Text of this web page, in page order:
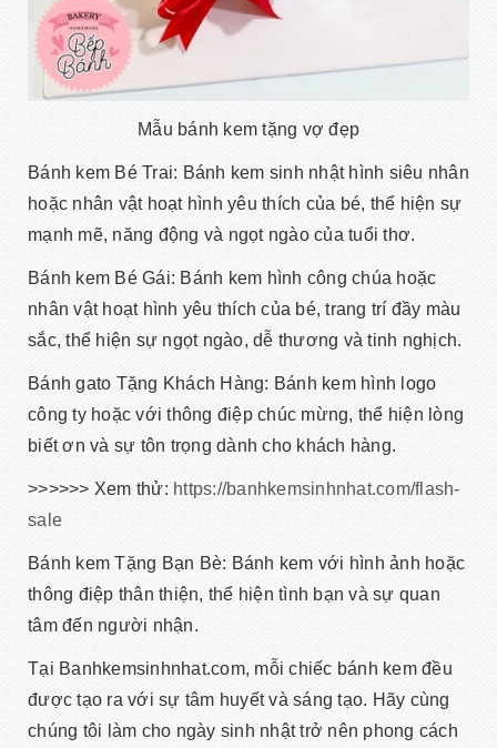
Mẫu bánh kem tặng vợ đẹp
Bánh kem Bé Trai: Bánh kem sinh nhật hình siêu nhân
hoặc nhân vật hoạt hình yêu thích của bé, thể hiện sự
mạnh mẽ, năng động và ngọt ngào của tuổi thơ.
Bánh kem Bé Gái: Bánh kem hình công chúa hoặc
nhân vật hoạt hình yêu thích của bé, trang trí đầy màu
sắc, thể hiện sự ngọt ngào, dễ thương và tinh nghịch.
Bánh gato Tặng Khách Hàng: Bánh kem hình logo
công ty hoặc với thông điệp chúc mừng, thể hiện lòng
biết ơn và sự tôn trọng dành cho khách hàng.
>>>>>> Xem thử: https://banhkemsinhnhat.com/flash-
sale
Bánh kem Tặng Bạn Bè: Bánh kem với hình ảnh hoặc
thông điệp thân thiện, thể hiện tình bạn và sự quan
tâm đến người nhận.
Tại Banhkemsinhnhat.com, mỗi chiếc bánh kem đều
được tạo ra với sự tâm huyết và sáng tạo. Hãy cùng
chúng tôi làm cho ngày sinh nhật trở nên phong cách